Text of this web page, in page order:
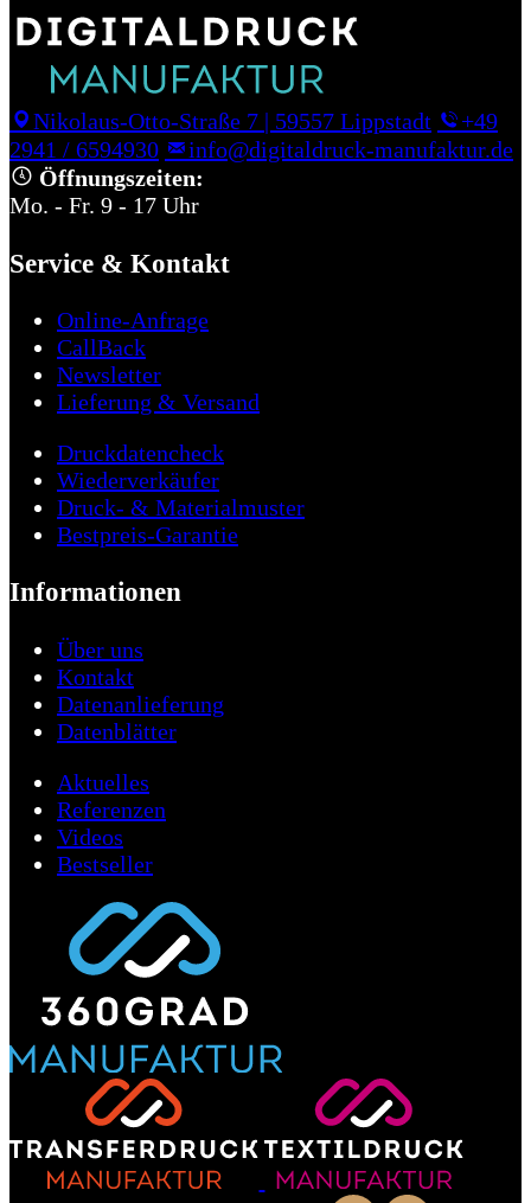
Nikolaus-Otto-Straße 7 | 59557 Lippstadt
+49
2941 / 6594930
info@digitaldruck-manufaktur.de
Öffnungszeiten:
Mo. - Fr. 9 - 17 Uhr
Service & Kontakt
Online-Anfrage
CallBack
Newsletter
Lieferung & Versand
Druckdatencheck
Wiederverkäufer
Druck- & Materialmuster
Bestpreis-Garantie
Informationen
Über uns
Kontakt
Datenanlieferung
Datenblätter
Aktuelles
Referenzen
Videos
Bestseller